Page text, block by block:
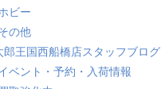
ビー
の他
郎王国西船橋店スタッフブログ
ベント・予約・入荷情報